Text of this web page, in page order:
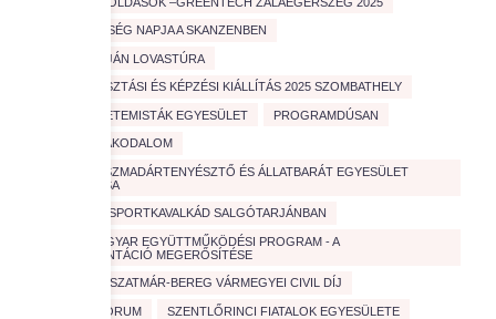
ÖNKÉNTESSÉG NAPJA A SKANZENBEN
ŐSEINK ÚTJÁN LOVASTÚRA
PÁLYAVÁLASZTÁSI ÉS KÉPZÉSI KIÁLLÍTÁS 2025 SZOMBATHELY
PÉCSI EGYETEMISTÁK EGYESÜLET PROGRAMDÚSAN
SÁRKÖZI LAKODALOM
SAVARIA DÍSZMADÁRTENYÉSZTŐ ÉS ÁLLATBARÁT EGYESÜLET
BEMUTATÁSA
SPORTKAVALKÁD SALGÓTARJÁNBAN
SVÁJCI-MAGYAR EGYÜTTMŰKÖDÉSI PROGRAM - A
PÁLYAORIENTÁCIÓ MEGERŐSÍTÉSE
SZABOLCS-SZATMÁR-BEREG VÁRMEGYEI CIVIL DÍJ
SZAKMAI FORUM SZENTLŐRINCI FIATALOK EGYESÜLETE